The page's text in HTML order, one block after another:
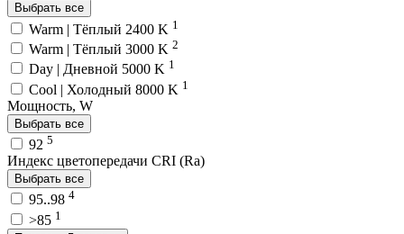
Выбрать все
Warm | Тёплый 2400 K 1
Warm | Тёплый 3000 K 2
Day | Дневной 5000 K 1
Cool | Холодный 8000 K 1
Мощность, W
Выбрать все
92 5
Индекс цветопередачи CRI (Ra)
Выбрать все
95..98 4
>85 1